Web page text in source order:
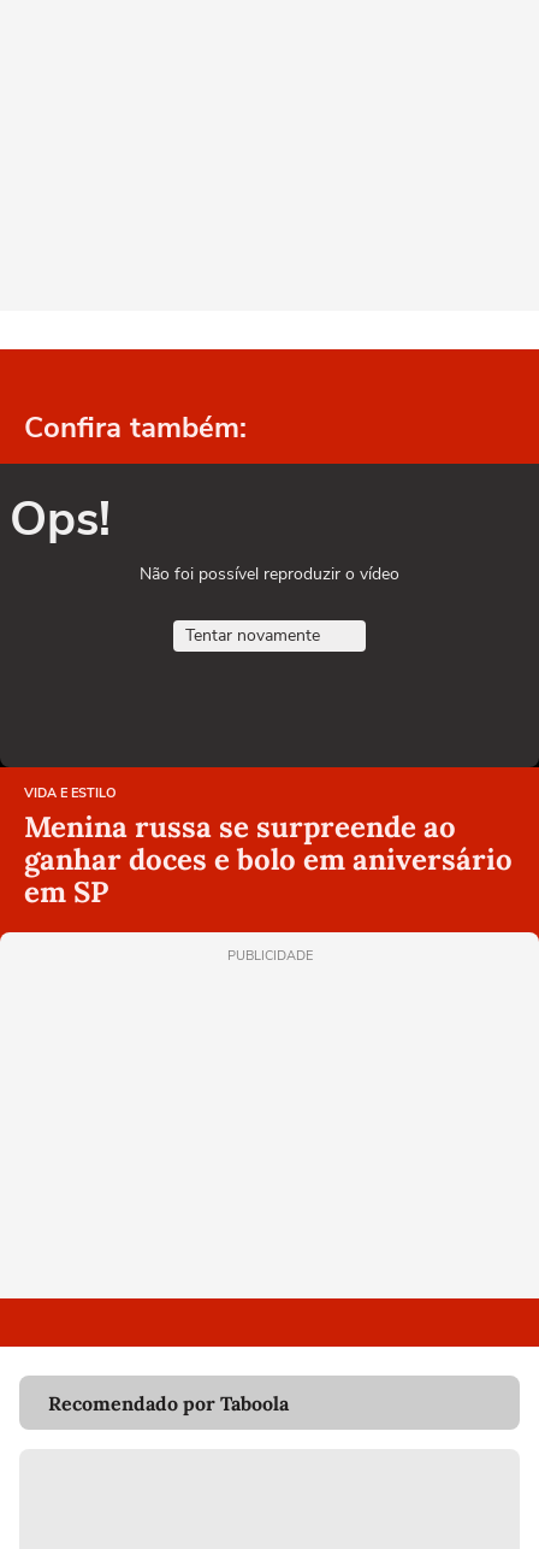
Confira também:
Ops!
Não foi possível reproduzir o vídeo
Tentar novamente
VIDA E ESTILO
Menina russa se surpreende ao
ganhar doces e bolo em aniversário
em SP
PUBLICIDADE
Recomendado por Taboola